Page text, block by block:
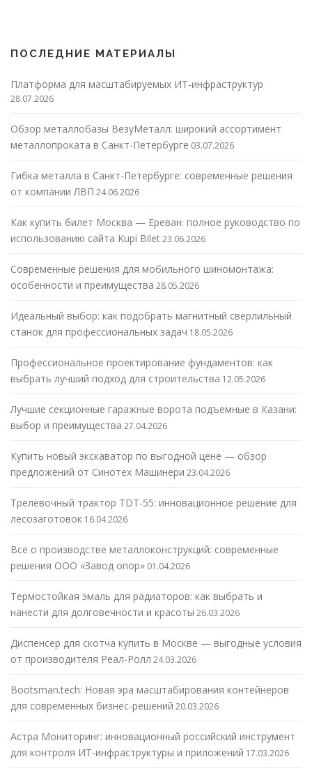
ПОСЛЕДНИЕ МАТЕРИАЛЫ
Платформа для масштабируемых ИТ-инфраструктур
28.07.2026
Обзор металлобазы ВезуМеталл: широкий ассортимент
металлопроката в Санкт-Петербурге 03.07.2026
Гибка металла в Санкт-Петербурге: современные решения
от компании ЛВП 24.06.2026
Как купить билет Москва — Ереван: полное руководство по
использованию сайта Kupi Bilet23.06.2026
Современные решения для мобильного шиномонтажа:
особенности и преимущества 28.05.2026
Идеальный выбор: как подобрать магнитный сверлильный
станок для профессиональных задач 18.05.2026
Профессиональное проектирование фундаментов: как
выбрать лучший подход для строительства 12.05.2026
Лучшие секционные гаражные ворота подъемные в Казани:
выбор и преимущества 27.04.2026
Купить новый экскаватор по выгодной цене — обзор
предложений от Синотех Машинери 23.04.2026
Трелевочный трактор TDT-55: инновационное решение для
лесозаготовок 16.04.2026
Все о производстве металлоконструкций: современные
решения ООО «Завод опор» 01.04.2026
Термостойкая эмаль для радиаторов: как выбрать и
нанести для долговечности и красоты 26.03.2026
Диспенсер для скотча купить в Москве — выгодные условия
от производителя Реал-Ролл 24.03.2026
Bootsman.tech: Новая эра масштабирования контейнеров
для современных бизнес-решений 20.03.2026
Астра Мониторинг: инновационный российский инструмент
для контроля ИТ-инфраструктуры и приложений 17.03.2026